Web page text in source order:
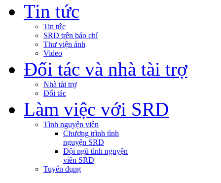
Tin tức
Tin tức
SRD trên báo chí
Thư viện ảnh
Video
Đối tác và nhà tài trợ
Nhà tài trợ
Đối tác
Làm việc với SRD
Tình nguyện viên
Chương trình tình
nguyện SRD
Đội ngũ tình nguyện
viên SRD
Tuyển dụng